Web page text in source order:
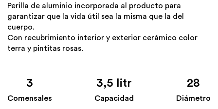
Perilla de aluminio incorporada al producto para
garantizar que la vida útil sea la misma que la del
cuerpo.
Con recubrimiento interior y exterior cerámico color
terra y pintitas rosas.
3
Comensales
3,5 litr
Capacidad
28
Diámetro